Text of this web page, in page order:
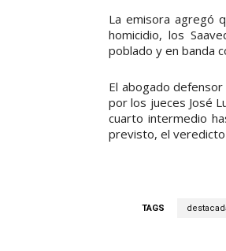
La emisora agregó
homicidio, los
poblado y en banda
El abogado
por los jueces José
cuarto intermedio
previsto, el veredicto
TAGS